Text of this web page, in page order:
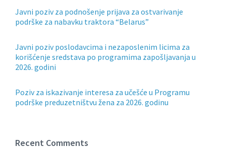
Javni poziv za podnošenje prijava za ostvarivanje
podrške za nabavku traktora “Belarus”
Javni poziv poslodavcima i nezaposlenim licima za
korišćenje sredstava po programima zapošljavanja u
2026. godini
Poziv za iskazivanje interesa za učešće u Programu
podrške preduzetništvu žena za 2026. godinu
Recent Comments